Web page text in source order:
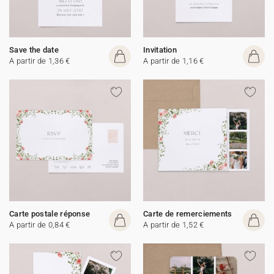
Save the date
A partir de 1,36 €
Invitation
A partir de 1,16 €
Carte postale réponse
A partir de 0,84 €
Carte de remerciements
A partir de 1,52 €